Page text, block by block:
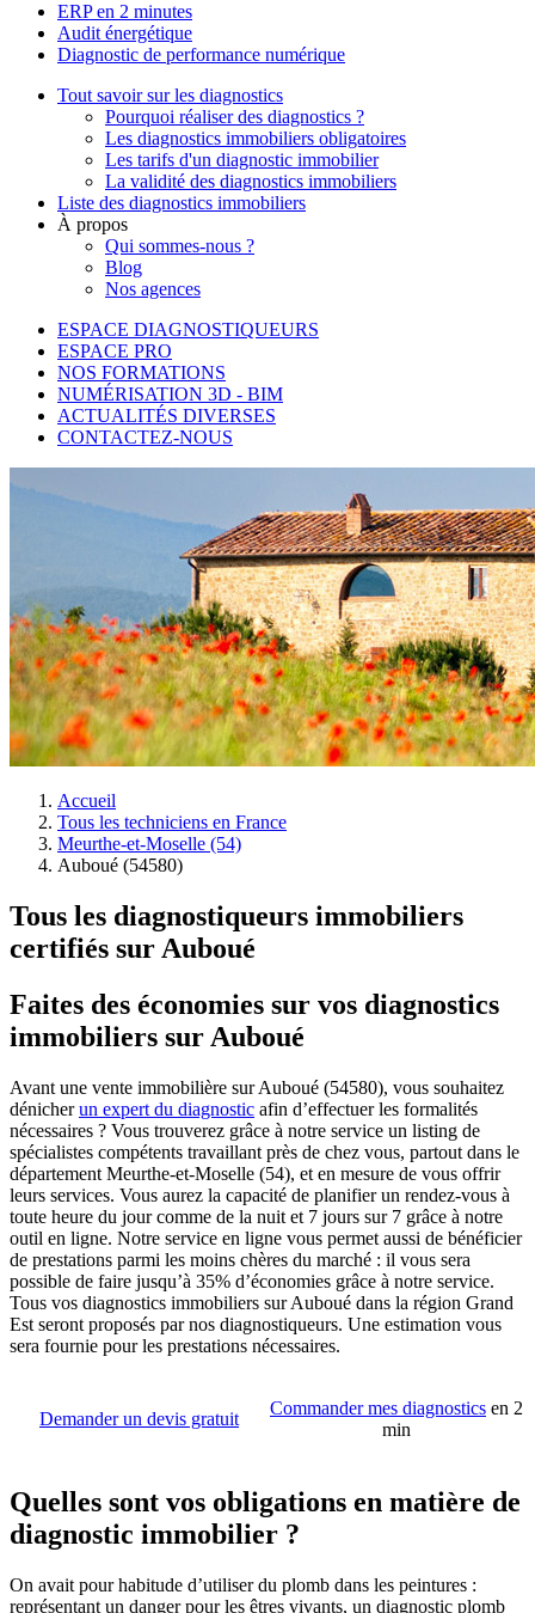
ERP en 2 minutes
Audit énergétique
Diagnostic de performance numérique
Tout savoir sur les diagnostics
Pourquoi réaliser des diagnostics ?
Les diagnostics immobiliers obligatoires
Les tarifs d'un diagnostic immobilier
La validité des diagnostics immobiliers
Liste des diagnostics immobiliers
À propos
Qui sommes-nous ?
Blog
Nos agences
ESPACE DIAGNOSTIQUEURS
ESPACE PRO
NOS FORMATIONS
NUMÉRISATION 3D - BIM
ACTUALITÉS DIVERSES
CONTACTEZ-NOUS
Accueil
Tous les techniciens en France
Meurthe-et-Moselle (54)
Auboué (54580)
Tous les diagnostiqueurs immobiliers
certifiés sur Auboué
Faites des économies sur vos diagnostics
immobiliers sur Auboué
Avant une vente immobilière sur Auboué (54580), vous souhaitez
dénicherun expert du diagnostic afin d’effectuer les formalités
nécessaires ? Vous trouverez grâce à notre service un listing de
spécialistes compétents travaillant près de chez vous, partout dans le
département Meurthe-et-Moselle (54), et en mesure de vous offrir
leurs services. Vous aurez la capacité de planifier un rendez-vous à
toute heure du jour comme de la nuit et 7 jours sur 7 grâce à notre
outil en ligne. Notre service en ligne vous permet aussi de bénéficier
de prestations parmi les moins chères du marché : il vous sera
possible de faire jusqu’à 35% d’économies grâce à notre service.
Tous vos diagnostics immobiliers sur Auboué dans la région Grand
Est seront proposés par nos diagnostiqueurs. Une estimation vous
sera fournie pour les prestations nécessaires.
Demander un devis gratuit
Commander mes diagnostics en 2
min
Quelles sont vos obligations en matière de
diagnostic immobilier ?
On avait pour habitude d’utiliser du plomb dans les peintures :
représentant un danger pour les êtres vivants, un diagnostic plomb